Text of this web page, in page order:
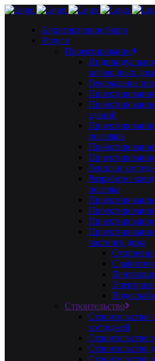
Архитектурное бюро
Услуги
Проектирование
загородных
Генеральное
зданий
поселков
Генплан
Разработка
поселка
частного дома
Строительство
Строительство
коттеджей
Строительство
Строительство
Строительство